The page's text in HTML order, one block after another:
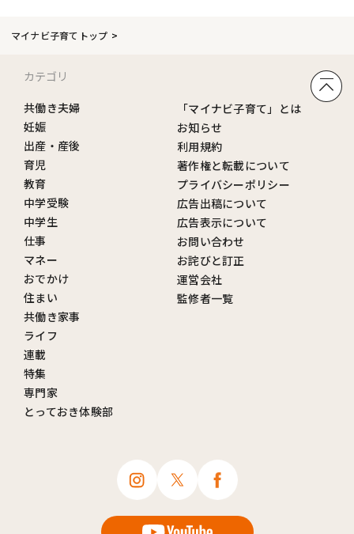
マイナビ子育てトップ
カテゴリ
共働き夫婦
妊娠
出産・産後
育児
教育
中学受験
中学生
仕事
マネー
おでかけ
住まい
共働き家事
ライフ
連載
特集
専門家
とっておき体験部
「マイナビ子育て」とは
お知らせ
利用規約
著作権と転載について
プライバシーポリシー
広告出稿について
広告表示について
お問い合わせ
お詫びと訂正
運営会社
監修者一覧